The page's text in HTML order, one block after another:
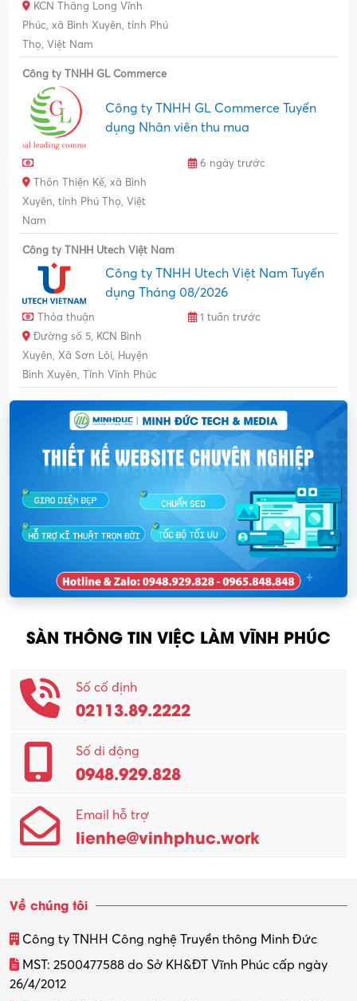
KCN Thăng Long Vĩnh
Phúc, xã Bình Xuyên, tỉnh Phú
Thọ, Việt Nam
Công ty TNHH GL Commerce
Công ty TNHH GL Commerce Tuyển
dụng Nhân viên thu mua
6 ngày trước
Thôn Thiện Kế, xã Bình
Xuyên, tỉnh Phú Thọ, Việt
Nam
Công ty TNHH Utech Việt Nam
Công ty TNHH Utech Việt Nam Tuyển
dụng Tháng 08/2026
Thỏa thuận
1 tuần trước
Đường số 5, KCN Bình
Xuyên, Xã Sơn Lôi, Huyện
Bình Xuyên, Tỉnh Vĩnh Phúc
SÀN THÔNG TIN VIỆC LÀM VĨNH PHÚC
Số cố định
02113.89.2222
Số di động
0948.929.828
Email hỗ trợ
lienhe@vinhphuc.work
Về chúng tôi
Công ty TNHH Công nghệ Truyền thông Minh Đức
MST: 2500477588 do Sở KH&ĐT Vĩnh Phúc cấp ngày
26/4/2012